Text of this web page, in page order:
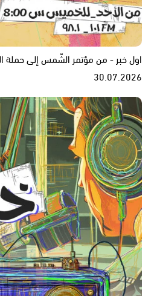
اول خبر - من مؤتمر الشّمس إلى حملة
30.07.2026